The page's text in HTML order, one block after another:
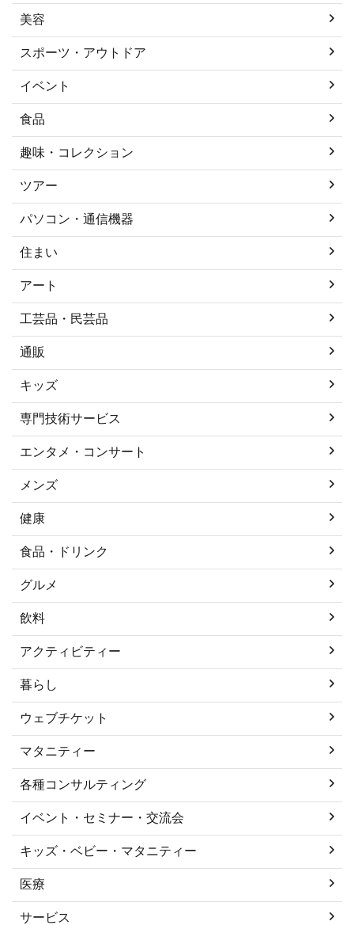
美容
スポーツ・アウトドア
イベント
食品
趣味・コレクション
ツアー
パソコン・通信機器
住まい
アート
工芸品・民芸品
通販
キッズ
専門技術サービス
エンタメ・コンサート
メンズ
健康
食品・ドリンク
グルメ
飲料
アクティビティー
暮らし
ウェブチケット
マタニティー
各種コンサルティング
イベント・セミナー・交流会
キッズ・ベビー・マタニティー
医療
サービス